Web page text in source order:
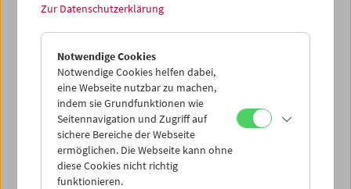
Viennale im Filmmuseum
Zur Datenschutzerklärung
Notwendige Cookies
Notwendige Cookies helfen dabei,
eine Webseite nutzbar zu machen,
indem sie Grundfunktionen wie
Seitennavigation und Zugriff auf
sichere Bereiche der Webseite
ermöglichen. Die Webseite kann ohne
diese Cookies nicht richtig
funktionieren.